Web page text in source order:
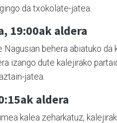
da txokolate-jatea.
19:00ak aldera
Nagusian behera abiatuko
izango dute kalejirako
jatea.
aldera
kalea zeharkatuz,